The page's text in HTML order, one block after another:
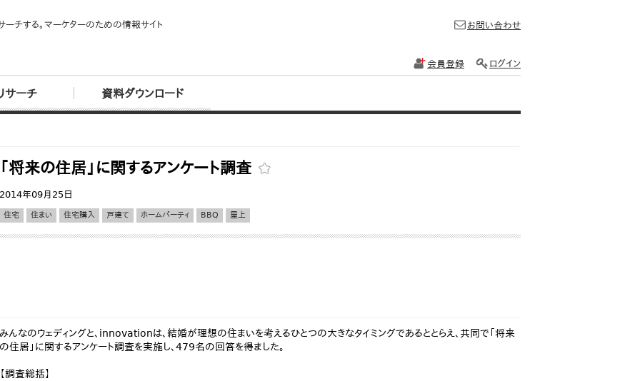
ーチする。マーケターのための情報サイト
サーチ 資料ダウンロード
お問い合わせ
会員登録 ログイン
「将来の住居」に関するアンケート調査
2014年09月25日
住宅 住まい 住宅購入 戸建て ホームパーティ BBQ 屋上
みんなのウェディングと、innovationは、結婚が理想の住まいを考えるひとつの大きなタイミングであるととらえ、共同で「将来
の住居」に関するアンケート調査を実施し、479名の回答を得ました。
【調査総括】